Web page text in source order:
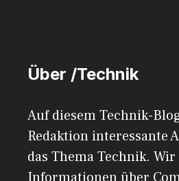
Über /Technik
Auf diesem Technik-
Redaktion interessante
das Thema Technik.
Informationen über